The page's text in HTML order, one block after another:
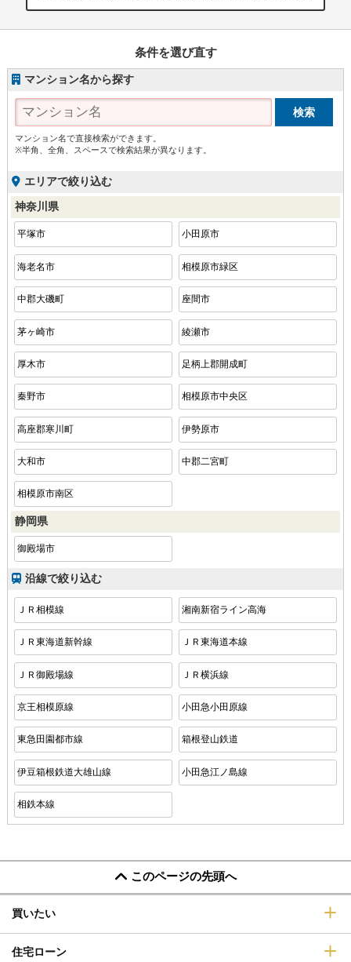
条件を選び直す
マンション名から探す
マンション名で直接検索ができます。
※半角、全角、スペースで検索結果が異なります。
エリアで絞り込む
神奈川県
平塚市 小田原市
海老名市 相模原市緑区
中郡大磯町 座間市
茅ヶ崎市 綾瀬市
厚木市 足柄上郡開成町
秦野市 相模原市中央区
高座郡寒川町 伊勢原市
大和市 中郡二宮町
相模原市南区
静岡県
御殿場市
沿線で絞り込む
ＪＲ相模線 湘南新宿ライン高海
ＪＲ東海道新幹線 ＪＲ東海道本線
ＪＲ御殿場線 ＪＲ横浜線
京王相模原線 小田急小田原線
東急田園都市線 箱根登山鉄道
伊豆箱根鉄道大雄山線 小田急江ノ島線
相鉄本線
このページの先頭へ
買いたい
住宅ローン